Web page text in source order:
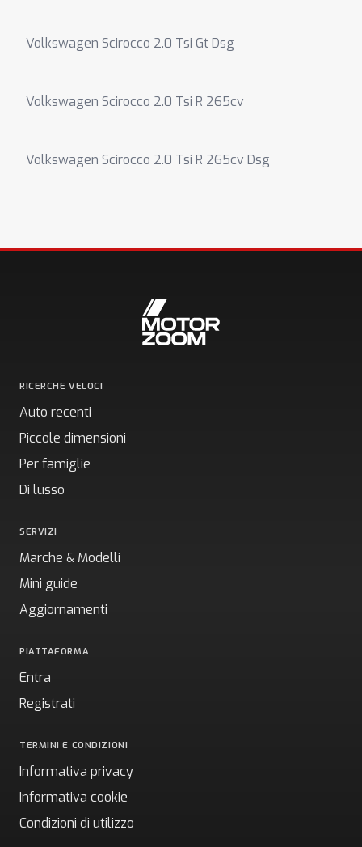
Volkswagen Scirocco 2.0 Tsi Gt Dsg
Volkswagen Scirocco 2.0 Tsi R 265cv
Volkswagen Scirocco 2.0 Tsi R 265cv Dsg
RICERCHE VELOCI
Auto recenti
Piccole dimensioni
Per famiglie
Di lusso
SERVIZI
Marche & Modelli
Mini guide
Aggiornamenti
PIATTAFORMA
Entra
Registrati
TERMINI E CONDIZIONI
Informativa privacy
Informativa cookie
Condizioni di utilizzo